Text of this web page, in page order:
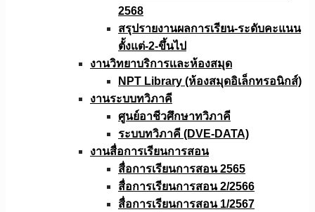
2568
สรุปรายงานผลการเรียน-ระดับคะแนน
ตั้งแต่-2-ขึ้นไป
งานวิทยาบริการเเละห้องสมุด
NPT Library (ห้องสมุดอิเล็กทรอนิกส์)
งานระบบทวิภาคี
ศูนย์อาชีวศึกษาทวิภาคี
ระบบทวิภาคี (DVE-DATA)
งานสื่อการเรียนการสอน
สื่อการเรียนการสอน 2565
สื่อการเรียนการสอน 2/2566
สื่อการเรียนการสอน 1/2567